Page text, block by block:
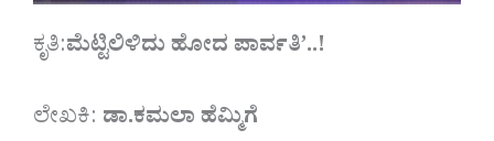
ಕೃತಿ:ಮೆಟ್ಟಿಲಿಳಿದು ಹೋದ ಪಾರ್ವತಿ’..!
ಲೇಖಕಿ: ಡಾ.ಕಮಲಾ ಹೆಮ್ಮಿಗೆ